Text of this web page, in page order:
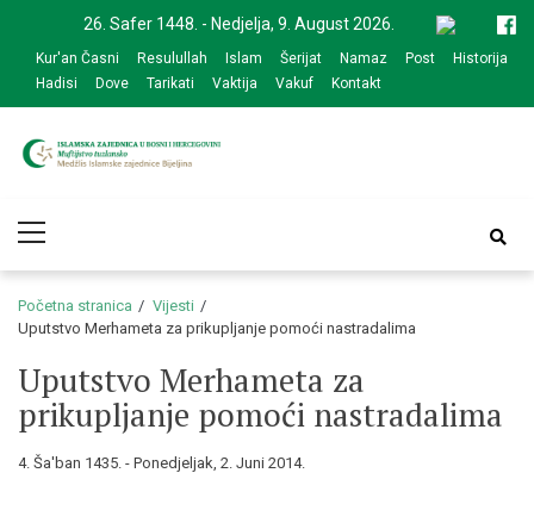
navigation
content
26. Safer 1448. - Nedjelja, 9. August 2026.
Kur'an Časni Resulullah Islam Šerijat Namaz Post
Historija
Hadisi
Dove Tarikati Vaktija Vakuf Kontakt
zajednice Bijeljina
Menu
Početna stranica
Vijesti
Uputstvo Merhameta za prikupljanje pomoći nastradalima
Uputstvo Merhameta za
prikupljanje pomoći nastradalima
4. Ša'ban 1435. - Ponedjeljak, 2. Juni 2014.